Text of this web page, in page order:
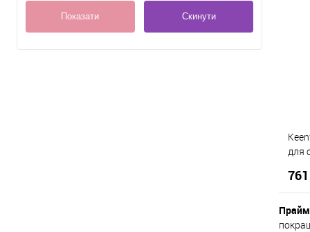
Показати Скинути
для